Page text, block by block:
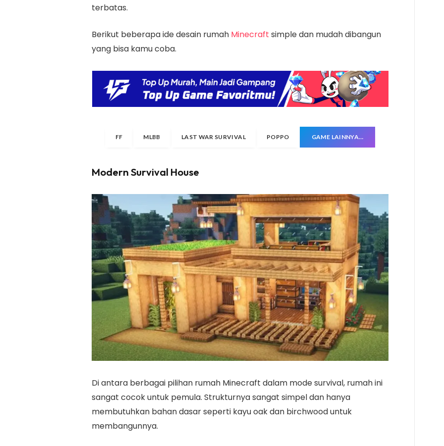
terbatas.
Berikut beberapa ide desain rumah Minecraftsimple dan mudah dibangun
yang bisa kamu coba.
FF MLBB LAST WAR SURVIVAL POPPO GAME LAINNYA…
Modern Survival House
Di antara berbagai pilihan rumah Minecraft dalam mode survival, rumah ini
sangat cocok untuk pemula. Strukturnya sangat simpel dan hanya
membutuhkan bahan dasar seperti kayu oak dan birchwood untuk
membangunnya.